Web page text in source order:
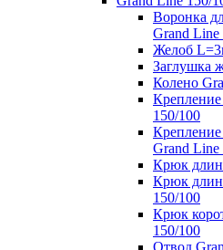
Воронка
Grand Line
Желоб
Заглушка
Колено
150/100
Grand Line
Крюк
Крюк
150/100
Крюк
150/100
Отвод